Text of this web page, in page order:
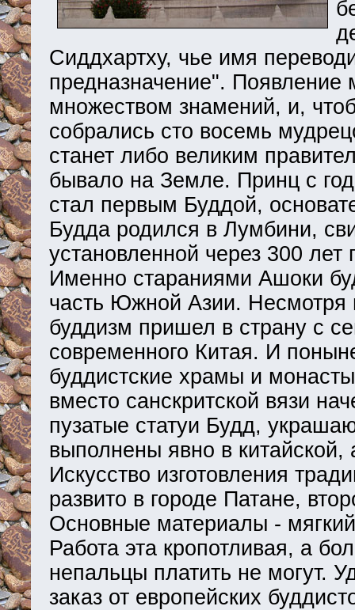
Сиддхартху, чье имя
предназначение". Появление
множеством знамений, и,
собрались сто восемь
станет либо великим
бывало на Земле. Принц с
стал первым Буддой,
Будда родился в Лумбини,
установленной через 300
Именно стараниями Ашоки
часть Южной Азии. Несмотря
буддизм пришел в страну с
современного Китая. И
буддистские храмы и
вместо санскритской вязи
пузатые статуи Будд,
выполнены явно в
Искусство изготовления
развито в городе Патане,
Основные материалы -
Работа эта кропотливая, а
непальцы платить не могут.
заказ от европейских